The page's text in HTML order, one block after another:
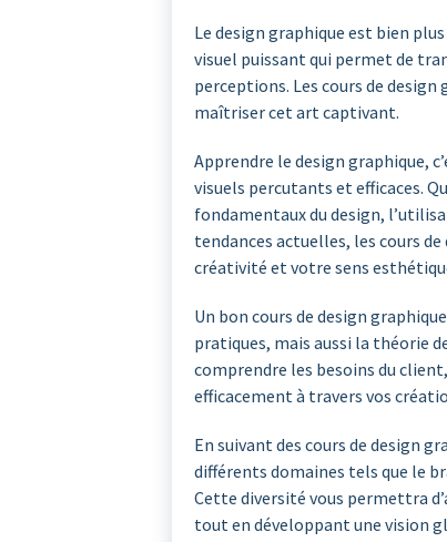
Le design graphique est bien
visuel puissant qui permet de
perceptions. Les cours de
maîtriser cet art captivant.
Apprendre le design graphique,
visuels percutants et efficaces.
fondamentaux du design,
tendances actuelles, les cours
créativité et votre sens
Un bon cours de design
pratiques, mais aussi la théorie
comprendre les besoins du
efficacement à travers vos
En suivant des cours de design
différents domaines tels que le
Cette diversité vous permettra
tout en développant une vision